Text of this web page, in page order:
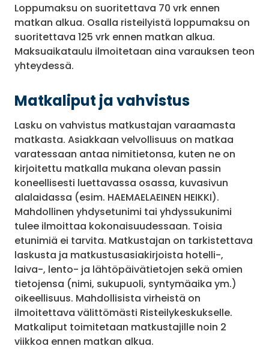
Loppumaksu on suoritettava 70 vrk ennen
matkan alkua. Osalla risteilyistä loppumaksu on
suoritettava 125 vrk ennen matkan alkua.
Maksuaikataulu ilmoitetaan aina varauksen teon
yhteydessä.
Matkaliput ja vahvistus
Lasku on vahvistus matkustajan varaamasta
matkasta. Asiakkaan velvollisuus on matkaa
varatessaan antaa nimitietonsa, kuten ne on
kirjoitettu matkalla mukana olevan passin
koneellisesti luettavassa osassa, kuvasivun
alalaidassa (esim. HAEMAELAEINEN HEIKKI).
Mahdollinen yhdysetunimi tai yhdyssukunimi
tulee ilmoittaa kokonaisuudessaan. Toisia
etunimiä ei tarvita. Matkustajan on tarkistettava
laskusta ja matkustusasiakirjoista hotelli-,
laiva-, lento- ja lähtöpäivätietojen sekä omien
tietojensa (nimi, sukupuoli, syntymäaika ym.)
oikeellisuus. Mahdollisista virheistä on
ilmoitettava välittömästi Risteilykeskukselle.
Matkaliput toimitetaan matkustajille noin 2
viikkoa ennen matkan alkua.